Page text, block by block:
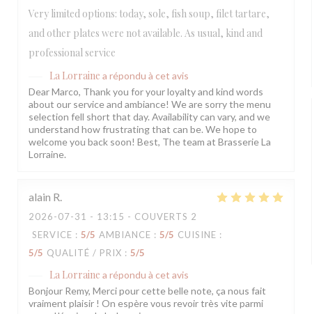
Very limited options: today, sole, fish soup, filet tartare,
and other plates were not available. As usual, kind and
professional service
La Lorraine a répondu à cet avis
Dear Marco, Thank you for your loyalty and kind words
about our service and ambiance! We are sorry the menu
selection fell short that day. Availability can vary, and we
understand how frustrating that can be. We hope to
welcome you back soon! Best, The team at Brasserie La
Lorraine.
alain R
2026-07-31 - 13:15 - COUVERTS 2
SERVICE : 5/5 AMBIANCE : 5/5 CUISINE :
5/5 QUALITÉ / PRIX : 5/5
La Lorraine a répondu à cet avis
Bonjour Remy, Merci pour cette belle note, ça nous fait
vraiment plaisir ! On espère vous revoir très vite parmi